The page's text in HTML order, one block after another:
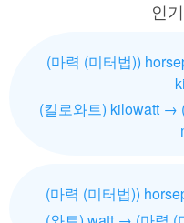
인
(마력 (미터법))
(킬로와트) kilowatt →
(마력 (미터법))